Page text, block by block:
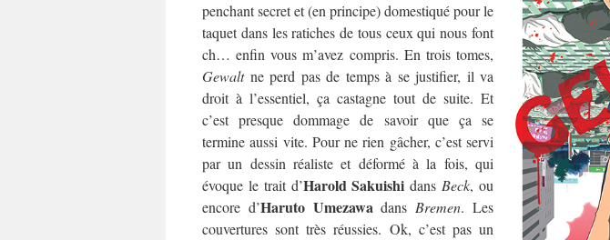
penchant secret et (en principe) domestiqué pour le
taquet dans les ratiches de tous ceux qui nous font
ch… enfin vous m’avez compris. En trois tomes,
Gewaltne perd pas de temps à se justifier, il va
droit à l’essentiel, ça castagne tout de suite. Et
c’est presque dommage de savoir que ça se
termine aussi vite. Pour ne rien gâcher, c’est servi
par un dessin réaliste et déformé à la fois, qui
évoque le trait d’Harold Sakuishi dans Beck, ou
encore d’Haruto Umezawa dans Bremen. Les
couvertures sont très réussies. Ok, c’est pas un